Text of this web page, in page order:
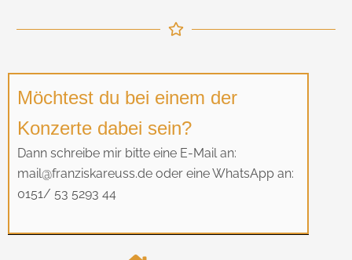
Möchtest du bei einem der
Konzerte dabei sein?
Dann schreibe mir bitte eine E-Mail an:
mail@franziskareuss.de oder eine WhatsApp an:
0151/ 53 5293 44